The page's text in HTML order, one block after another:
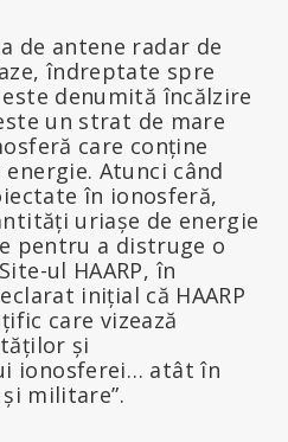
de antene radar de
îndreptate spre
denumită încălzire
un strat de mare
care conține
Atunci când
în ionosferă,
uriașe de energie
pentru a distruge o
ul HAARP, în
inițial că HAARP
care vizează
și
ionosferei… atât în
militare”.